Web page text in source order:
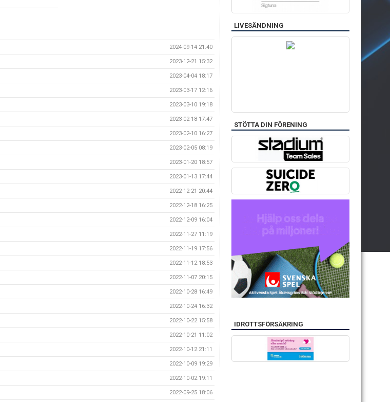
2024-09-14 21:40
2023-12-21 15:32
2023-04-04 18:17
2023-03-17 12:16
2023-03-10 19:18
2023-02-18 17:47
2023-02-10 16:27
2023-02-05 08:19
2023-01-20 18:57
2023-01-13 17:44
2022-12-21 20:44
2022-12-18 16:25
2022-12-09 16:04
2022-11-27 11:19
2022-11-19 17:56
2022-11-12 18:53
2022-11-07 20:15
2022-10-28 16:49
2022-10-24 16:32
2022-10-22 15:58
2022-10-21 11:02
2022-10-12 21:11
2022-10-09 19:29
2022-10-02 19:11
2022-09-25 18:06
LIVESÄNDNING
STÖTTA DIN FÖRENING
IDROTTSFÖRSÄKRING